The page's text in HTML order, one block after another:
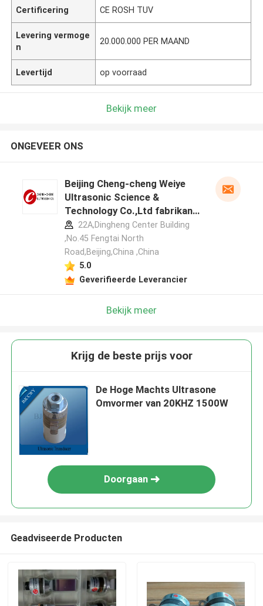
Certificering CE ROSH TUV
Levering vermoge
n
20.000.000 PER MAAND
Levertijd op voorraad
Bekijk meer
ONGEVEER ONS
Beijing Cheng-cheng Weiye
Ultrasonic Science &
Technology Co.,Ltd fabrikant
profiel22A,Dingheng Center Building
,No.45 Fengtai North
Road,Beijing,China ,China
5.0
Geverifieerde Leverancier
Bekijk meer
Krijg de beste prijs voor
De Hoge Machts Ultrasone
Omvormer van 20KHZ 1500W
Doorgaan
Geadviseerde Producten